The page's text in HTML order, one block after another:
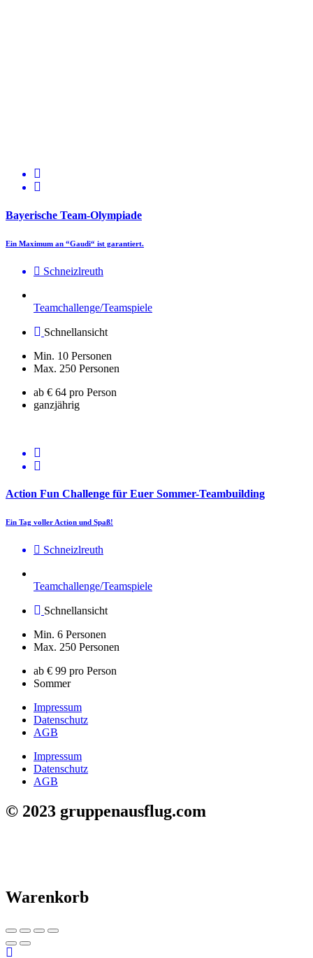
Bayerische Team-Olympiade
Ein Maximum an “Gaudi“ ist garantiert.
Schneizlreuth
Teamchallenge/Teamspiele
Schnellansicht
Min. 10 Personen
Max. 250 Personen
ab € 64 pro Person
ganzjährig
Action Fun Challenge für Euer Sommer-Teambuilding
Ein Tag voller Action und Spaß!
Schneizlreuth
Teamchallenge/Teamspiele
Schnellansicht
Min. 6 Personen
Max. 250 Personen
ab € 99 pro Person
Sommer
Impressum
Datenschutz
AGB
Impressum
Datenschutz
AGB
© 2023 gruppenausflug.com
Warenkorb